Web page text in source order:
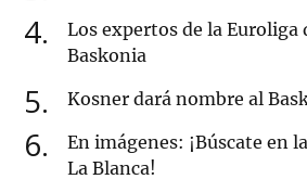
4
Los expertos de la Euroliga
Baskonia
5 Kosner dará nombre al
6
En imágenes: ¡Búscate en
La Blanca!